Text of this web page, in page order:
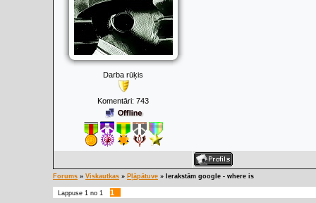
Darba rūķis
Komentāri: 743
Forums » Viskautkas » Pļāpātuve » Ierakstām google - where is
Lappuse 1 no 1 1